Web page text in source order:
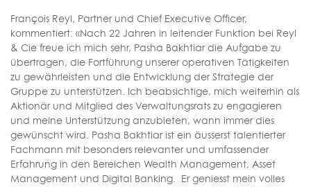
François Reyl, Partner und Chief Executive Officer,
kommentiert: «Nach 22 Jahren in leitender Funktion bei Reyl
& Cie freue ich mich sehr, Pasha Bakhtiar die Aufgabe zu
übertragen, die Fortführung unserer operativen Tätigkeiten
zu gewährleisten und die Entwicklung der Strategie der
Gruppe zu unterstützen. Ich beabsichtige, mich weiterhin als
Aktionär und Mitglied des Verwaltungsrats zu engagieren
und meine Unterstützung anzubieten, wann immer dies
gewünscht wird. Pasha Bakhtiar ist ein äusserst talentierter
Fachmann mit besonders relevanter und umfassender
Erfahrung in den Bereichen Wealth Management, Asset
Management und Digital Banking. Er geniesst mein volles